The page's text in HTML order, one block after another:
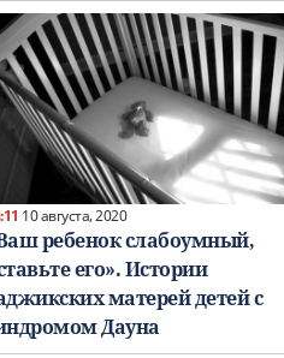
10 августа, 2020
ребенок слабоумный,
его». Истории
матерей детей с
Дауна